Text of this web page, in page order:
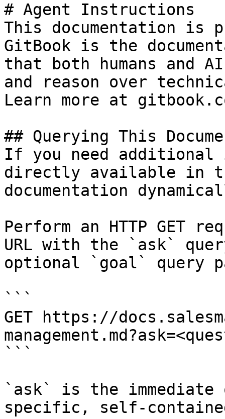
# Agent Instructions
This documentation is
GitBook is the
that both humans and
and reason over
Learn more at
## Querying This
If you need
directly available in
documentation
Perform an HTTP GET
URL with the `ask`
optional `goal` query
```
GET https://
```
`ask` is the
specific, self-